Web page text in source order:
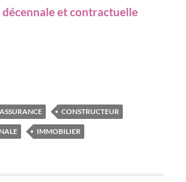
et contractuelle
CONSTRUCTEUR
IMMOBILIER